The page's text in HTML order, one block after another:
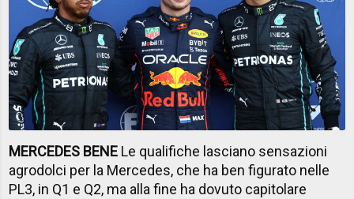
MERCEDES BENE Le qualifiche lasciano sensazioni
agrodolci per la Mercedes, che ha ben figurato nelle
PL3, in Q1 e Q2, ma alla fine ha dovuto capitolare